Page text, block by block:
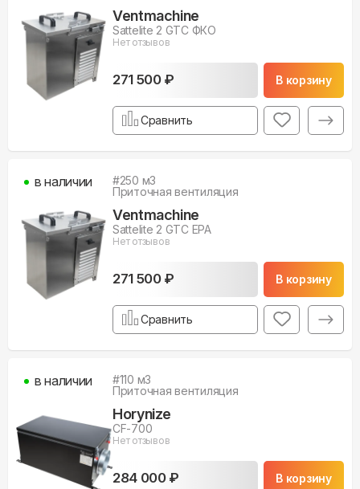
Ventmachine
Sattelite 2 GTC ФКО
Нет отзывов
271 500 ₽ В корзину
Сравнить
#250 м3
Приточная вентиляция
Ventmachine
Sattelite 2 GTC EPA
Нет отзывов
271 500 ₽ В корзину
в наличии
Сравнить
#110 м3
Приточная вентиляция
Horynize
CF-700
Нет отзывов
284 000 ₽ В корзину
в наличии